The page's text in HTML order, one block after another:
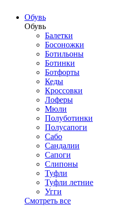
Обувь
Обувь
Балетки
Босоножки
Ботильоны
Ботинки
Ботфорты
Кеды
Кроссовки
Лоферы
Мюли
Полуботинки
Полусапоги
Сабо
Сандалии
Сапоги
Слипоны
Туфли
Туфли летние
Угги
Смотреть все